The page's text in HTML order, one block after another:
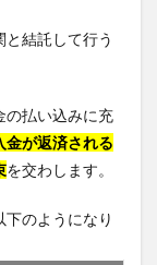
結託して行う
の払い込みに充
金が返済される
を交わします。
のようになり